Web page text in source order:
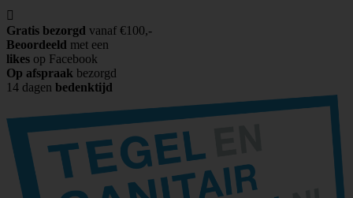

Gratis bezorgd vanaf €100,-
Beoordeeld met een
likes op Facebook
Op afspraak bezorgd
14 dagen bedenktijd